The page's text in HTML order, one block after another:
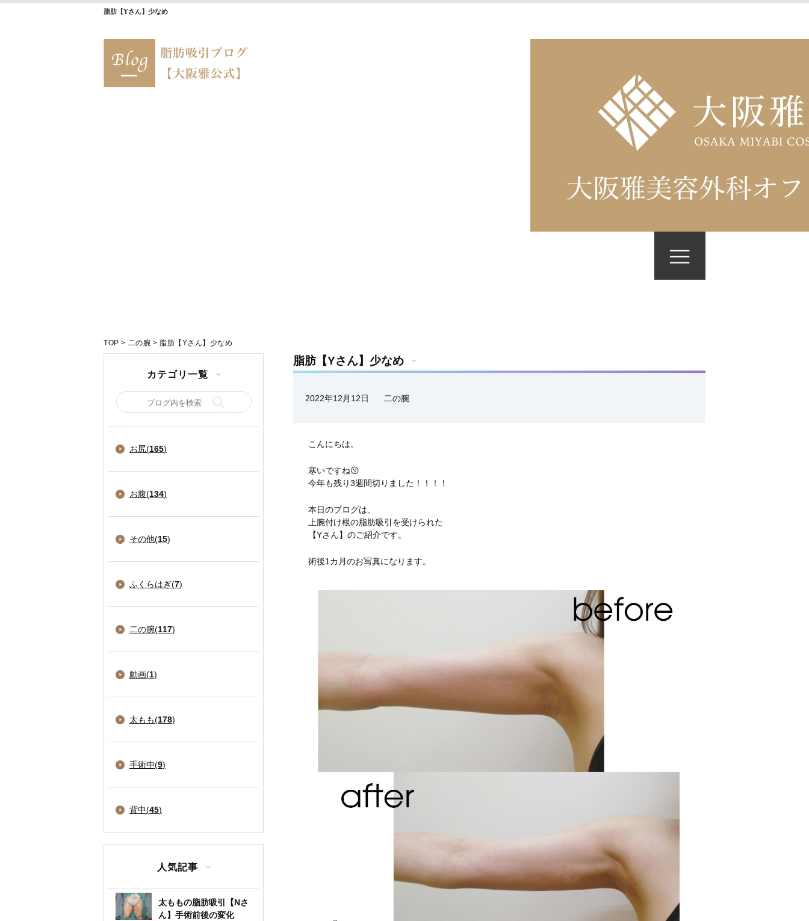
脂肪【Yさん】少なめ
TOP > 二の腕 > 脂肪【Yさん】少なめ
脂肪【Yさん】少なめ
2022年12月12日 二の腕
こんにちは。
寒いですね😗
今年も残り3週間切りました！！！！
本日のブログは、
上腕付け根の脂肪吸引を受けられた
【Yさん】のご紹介です。
術後1カ月のお写真になります。
カテゴリ一覧
お尻(165)
お腹(134)
その他(15)
ふくらはぎ(7)
二の腕(117)
動画(1)
太もも(178)
手術中(9)
背中(45)
人気記事
太ももの脂肪吸引【Nさ
ん】手術前後の変化